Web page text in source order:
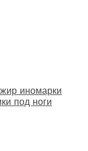
иномарки
под ноги